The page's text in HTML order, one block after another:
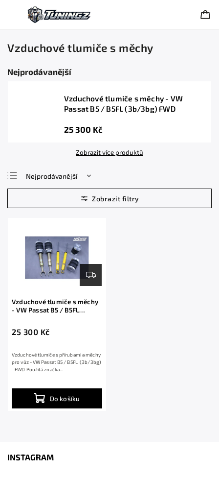
Vzduchové tlumiče s měchy
Nejprodávanější
​Vzduchové tlumiče s měchy - VW
Passat B5 / B5FL (3b/3bg) FWD
25 300 Kč
Zobrazit více produktů
Nejprodávanější
Nejlevnější
Nejdražší
​Vzduchové tlumiče s měchy
- VW Passat B5 / B5FL
25 300 Kč
Do košíku
Vzduchové tlumiče s přírubami a měchy
pro vůz - VW Passat B5 / B5FL (3b/3bg)
- FWD ​Použitá značka...
INSTAGRAM